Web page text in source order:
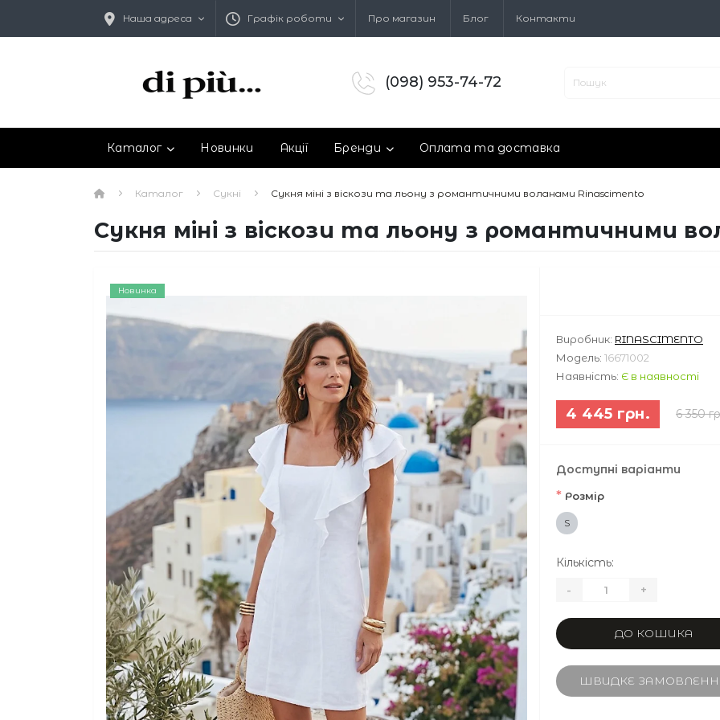
Наша адреса Графік роботи Про магазин Блог Контакти
(098) 953-74-72
Каталог Новинки Акції Бренди Оплата та доставка
Каталог Сукні Сукня міні з віскози та льону з романтичними воланами Rinascimento
Сукня міні з віскози та льону з романтичними
Новинка
Виробник: RINASCIMENTO
Модель: 16671002
Наявність: Є в наявності
4 445 грн. 6 350
Доступні варіанти
* Розмір
S
Кількість:
- +
ДО КОШИКА
ШВИДКЕ